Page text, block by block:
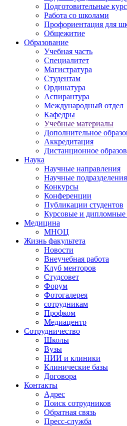
Подготовительные
Работа со школами
Профориентация для
Общежитие
Образование
Учебная часть
Специалитет
Магистратура
Студентам
Ординатура
Аспирантура
Международный отдел
Кафедры
Учебные материалы
Дополнительное
Аккредитация
Дистанционное
Наука
Научные направления
Научные подразделения
Конкурсы
Конференции
Публикации студентов
Курсовые и дипломные
Медицина
МНОЦ
Жизнь факультета
Новости
Внеучебная работа
Клуб менторов
Студсовет
Форум
Фотогалерея
сотрудникам
Профком
Медиацентр
Сотрудничество
Школы
Вузы
НИИ и клиники
Клинические базы
Договора
Контакты
Адрес
Поиск сотрудников
Обратная связь
Пресс-служба